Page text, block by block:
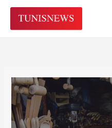
Aller
contenu